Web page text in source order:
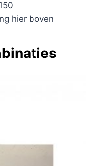
hier boven